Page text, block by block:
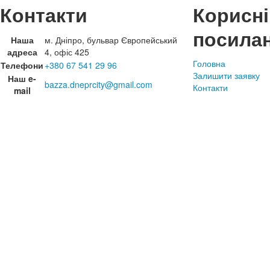
Контакти
Наша
адреса
м. Дніпро, бульвар Європейський
4, офіс 425
Телефони +380 67 541 29 96
Наш e-
mail
bazza.dneprcity@gmail.com
Корисні
Головна
Залишити заявку
Контакти